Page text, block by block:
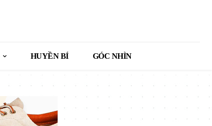
HUYỀN BÍ GÓC NHÌN